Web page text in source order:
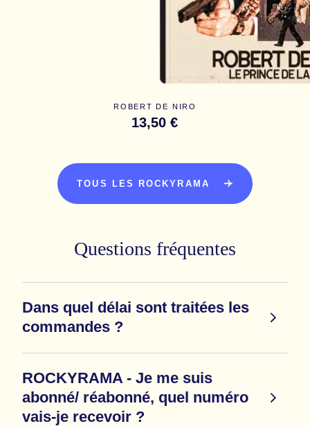
ROBERT DE NIRO
13,50 €
TOUS LES ROCKYRAMA
Questions fréquentes
Dans quel délai sont traitées les
commandes ?
ROCKYRAMA - Je me suis
abonné/ réabonné, quel numéro
vais-je recevoir ?